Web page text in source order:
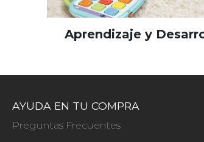
Aprendizaje y
AYUDA EN TU COMPRA
Preguntas Frecuentes